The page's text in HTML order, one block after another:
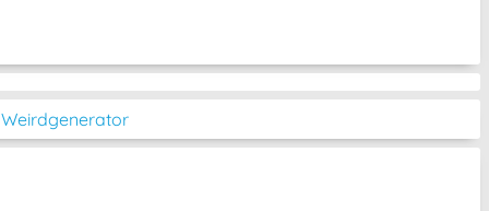
Weirdgenerator